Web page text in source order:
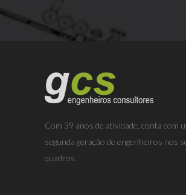
Com 39 anos de atividade, conta com
segunda geração de engenheiros nos
quadros.